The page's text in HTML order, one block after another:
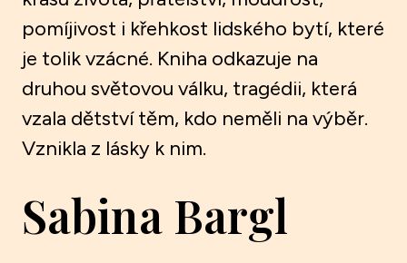
pomíjivost i křehkost lidského bytí, které
je tolik vzácné. Kniha odkazuje na
druhou světovou válku, tragédii, která
vzala dětství těm, kdo neměli na výběr.
Vznikla z lásky k nim.
Sabina Bargl